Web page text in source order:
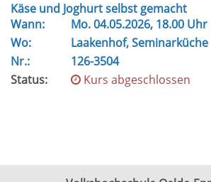
Käse und Joghurt selbst gemacht
Wann:
Mo.04.05.2026, 18.00 Uhr
Wo:
Laakenhof, Seminarküche
Nr.:
126-3504
Status:
Kurs abgeschlossen